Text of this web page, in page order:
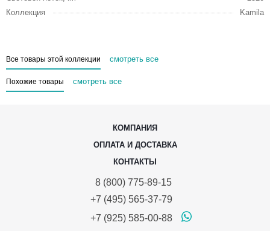
Коллекция
Kamila
Все товары этой коллекции смотреть все
Похожие товары смотреть все
КОМПАНИЯ
ОПЛАТА И ДОСТАВКА
КОНТАКТЫ
8 (800) 775-89-15
+7 (495) 565-37-79
+7 (925) 585-00-88